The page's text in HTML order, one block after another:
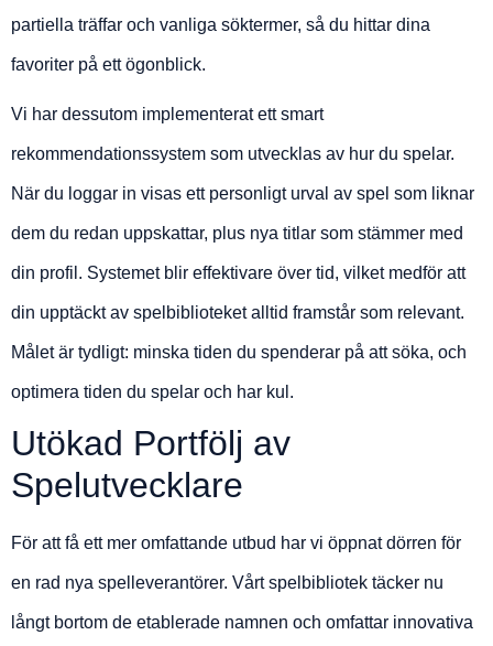
partiella träffar och vanliga söktermer, så du hittar dina
favoriter på ett ögonblick.
Vi har dessutom implementerat ett smart
rekommendationssystem som utvecklas av hur du spelar.
När du loggar in visas ett personligt urval av spel som liknar
dem du redan uppskattar, plus nya titlar som stämmer med
din profil. Systemet blir effektivare över tid, vilket medför att
din upptäckt av spelbiblioteket alltid framstår som relevant.
Målet är tydligt: minska tiden du spenderar på att söka, och
optimera tiden du spelar och har kul.
Utökad Portfölj av
Spelutvecklare
För att få ett mer omfattande utbud har vi öppnat dörren för
en rad nya spelleverantörer. Vårt spelbibliotek täcker nu
långt bortom de etablerade namnen och omfattar innovativa